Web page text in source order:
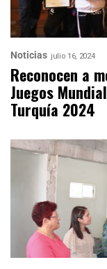
Noticias julio 16, 2024
Reconocen a
Juegos
Turquía 2024